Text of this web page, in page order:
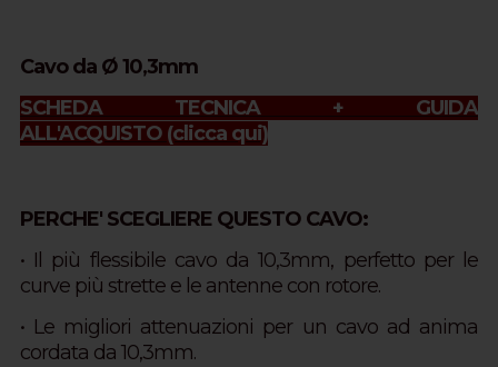
Cavo da Ø 10,3mm
SCHEDA TECNICA + GUIDA
ALL'ACQUISTO (clicca qui)
PERCHE' SCEGLIERE QUESTO CAVO:
• Il più flessibile cavo da 10,3mm, perfetto per le
curve più strette e le antenne con rotore.
• Le migliori attenuazioni per un cavo ad anima
cordata da 10,3mm.